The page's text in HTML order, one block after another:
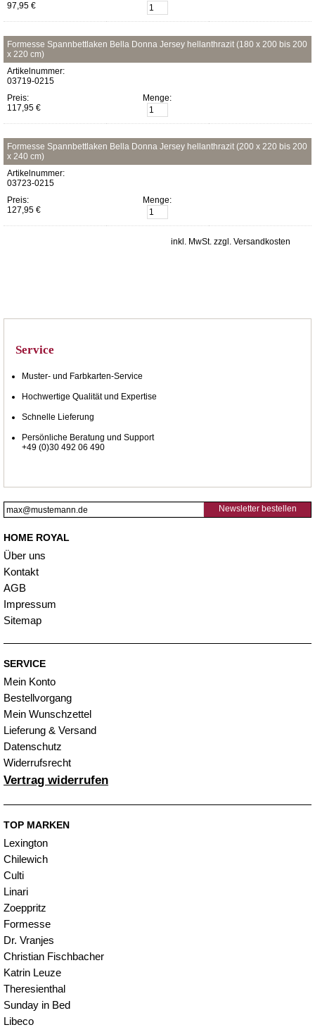
97,95 €
Formesse Spannbettlaken Bella Donna Jersey hellanthrazit (180 x 200 bis 200
x 220 cm)
Artikelnummer:
03719-0215
Preis:
117,95 €
Menge:
Formesse Spannbettlaken Bella Donna Jersey hellanthrazit (200 x 220 bis 200
x 240 cm)
Artikelnummer:
03723-0215
Preis:
127,95 €
Menge:
inkl. MwSt. zzgl. Versandkosten
Service
Muster- und Farbkarten-Service
Hochwertige Qualität und Expertise
Schnelle Lieferung
Persönliche Beratung und Support
+49 (0)30 492 06 490
Newsletter bestellen
HOME ROYAL
Über uns
Kontakt
AGB
Impressum
Sitemap
SERVICE
Mein Konto
Bestellvorgang
Mein Wunschzettel
Lieferung & Versand
Datenschutz
Widerrufsrecht
Vertrag widerrufen
TOP MARKEN
Lexington
Chilewich
Culti
Linari
Zoeppritz
Formesse
Dr. Vranjes
Christian Fischbacher
Katrin Leuze
Theresienthal
Sunday in Bed
Libeco